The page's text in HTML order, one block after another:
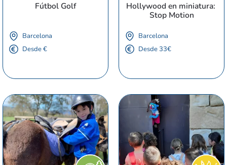
Fútbol Golf
Barcelona
Desde €
Hollywood en miniatura:
Stop Motion
Barcelona
Desde 33€